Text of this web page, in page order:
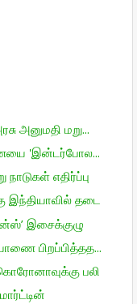
அனுமதி மறு...
'இன்டர்போல...
எதிர்ப்பு
இந்தியாவில் தடை
இசைக்குழு
பிறப்பித்தத...
பலி